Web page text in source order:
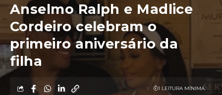
Anselmo Ralph e Madlice
Cordeiro celebram o
primeiro aniversário da
filha
1 LEITURA MÍNIMA